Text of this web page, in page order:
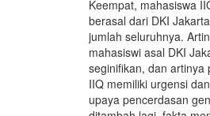
Keempat, mahasiswa
berasal dari DKI
jumlah seluruhnya.
mahasiswi asal DKI
seginifikan, dan artinya
IIQ memiliki urgensi
upaya pencerdasan